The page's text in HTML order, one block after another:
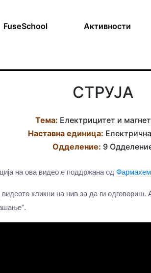
FuseSchool Активности
СТРУЈА
Тема: Електрицитет и
Наставна eдиница:
Одделение: 9
на ова видео е поддржана од Фармахем
кликни на нив за да ги